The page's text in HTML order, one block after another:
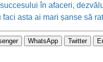
în afaceri,
faci asta ai mari șanse să
WhatsApp Twitter